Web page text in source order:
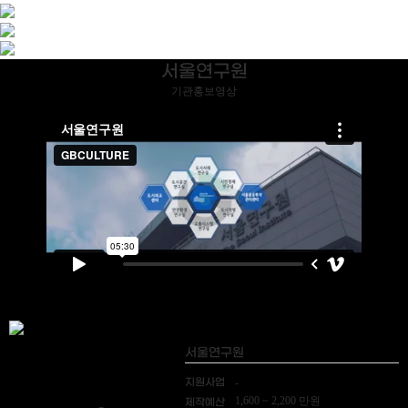
서울연구원
기관홍보영상
서울연구원
지원사업 -
제작예산 1,600 ~ 2,200 만원